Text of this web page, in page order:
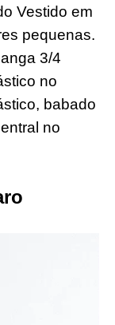
Vestido em
pequenas.
3/4
no
babado
no